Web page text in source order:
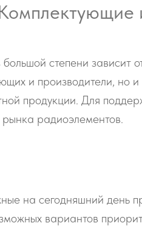
большой степени
и производители,
продукции. Для
радиоэлементов.
на сегодняшний день
вариантов